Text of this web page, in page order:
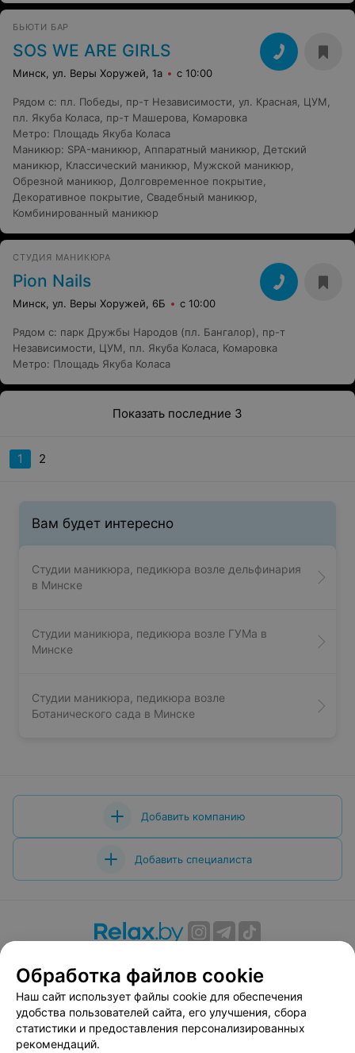
БЬЮТИ БАР
SOS WE ARE GIRLS
Минск, ул. Веры Хоружей, 1а с 10:00
Рядом с: пл. Победы пр-т Независимости ул. Красная ЦУМ
пл. Якуба Коласа пр-т Машерова Комаровка
Метро: Площадь Якуба Коласа
Маникюр: SPA-маникюр Аппаратный маникюр
Детский
маникюр
Классический маникюр Мужской маникюр
Обрезной маникюр
Долговременное покрытие
Декоративное покрытие
Свадебный маникюр
Комбинированный маникюр
СТУДИЯ МАНИКЮРА
Pion Nails
Минск, ул. Веры Хоружей, 6Б с 10:00
Рядом с: парк Дружбы Народов (пл. Бангалор)
пр-т
Независимости
ЦУМ пл. Якуба Коласа Комаровка
Метро: Площадь Якуба Коласа
Показать последние 3
1 2
Вам будет интересно
Студии маникюра, педикюра возле дельфинария
в Минске
Студии маникюра, педикюра возле ГУМа в
Минске
Студии маникюра, педикюра возле
Ботанического сада в Минске
Добавить компанию
Добавить специалиста
Вакансии
Публичный договор
Способы оплаты
Публичный договор по использованию сервиса
«Афиша»
Пользовательское соглашение
Обработка файлов cookie
Наш сайт использует файлы cookie для обеспечения
удобства пользователей сайта, его улучшения, сбора
статистики и предоставления персонализированных
рекомендаций.